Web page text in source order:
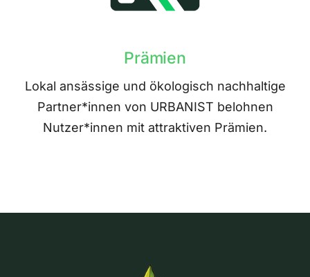
Prämien
Lokal ansässige und ökologisch nachhaltige
Partner*innen von URBANIST belohnen
Nutzer*innen mit attraktiven Prämien.